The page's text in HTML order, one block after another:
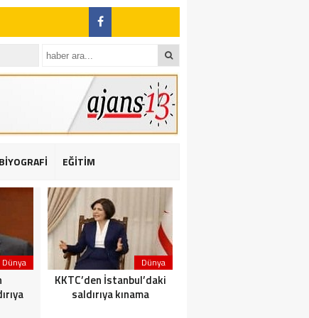
yaralı
BİYOGRAFİ EĞİTİM
Dünya Dünya
KKTC’den İstanbul’daki
saldırıya kınama